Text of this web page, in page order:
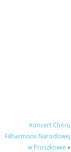
Koncert Chóru
Filharmonii Narodowej
w Pruszkowie »